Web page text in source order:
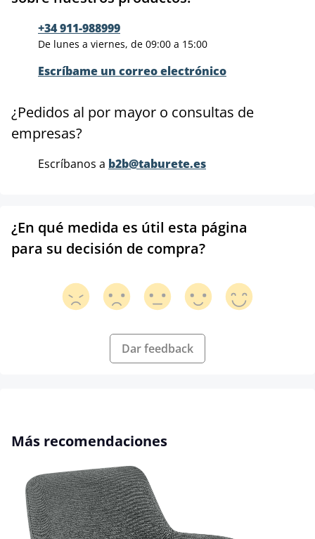
+34 911-988999
De lunes a viernes, de 09:00 a 15:00
Escríbame un correo electrónico
¿Pedidos al por mayor o consultas de
empresas?
Escríbanos a b2b@taburete.es
¿En qué medida es útil esta página
para su decisión de compra?
Dar feedback
Omitir la galería de productos
Más recomendaciones